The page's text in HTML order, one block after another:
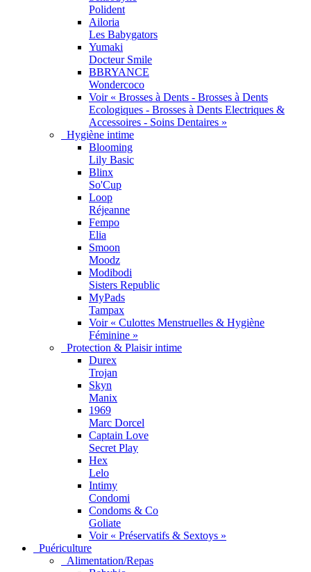
Polident
Ailoria
Les Babygators
Yumaki
Docteur Smile
BBRYANCE
Wondercoco
Voir « Brosses à Dents - Brosses à Dents
Ecologiques - Brosses à Dents Electriques &
Accessoires - Soins Dentaires »
Hygiène intime
Blooming
Lily Basic
Blinx
So'Cup
Loop
Réjeanne
Fempo
Elia
Smoon
Moodz
Modibodi
Sisters Republic
MyPads
Tampax
Voir « Culottes Menstruelles & Hygiène
Féminine »
Protection & Plaisir intime
Durex
Trojan
Skyn
Manix
1969
Marc Dorcel
Captain Love
Secret Play
Hex
Lelo
Intimy
Condomi
Condoms & Co
Goliate
Voir « Préservatifs & Sextoys »
Puériculture
Alimentation/Repas